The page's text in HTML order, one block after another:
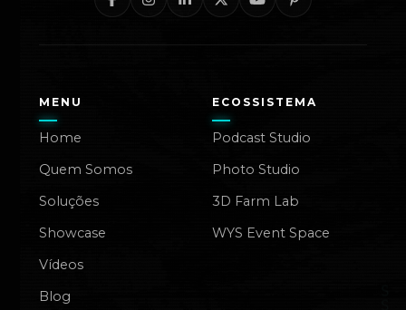
MENU
Home
Quem Somos
Soluções
Showcase
Vídeos
Blog
ECOSSISTEMA
Podcast Studio
Photo Studio
3D Farm Lab
WYS Event Space